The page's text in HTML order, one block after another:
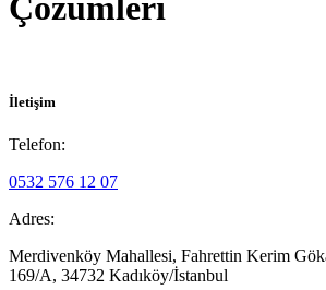
Çözümleri
İletişim
Telefon:
0532 576 12 07
Adres:
Merdivenköy Mahallesi, Fahrettin Kerim
169/A, 34732 Kadıköy/İstanbul